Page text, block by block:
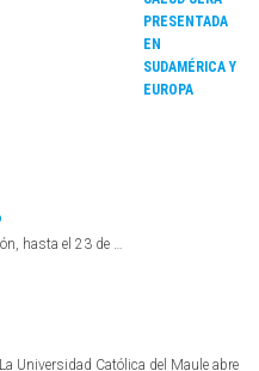
PRESENTADA
EN
SUDAMÉRICA Y
EUROPA
hasta el 23 de …
Universidad Católica del Maule abre